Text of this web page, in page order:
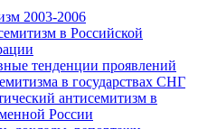
2003-2006
в Российской
тенденции проявлений
в государствах СНГ
антисемитизм в
России